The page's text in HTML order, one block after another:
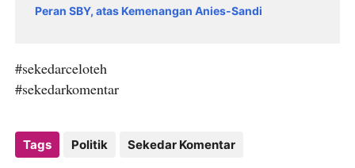
Peran SBY, atas Kemenangan Anies-Sandi
#sekedarceloteh
#sekedarkomentar
Tags Politik Sekedar Komentar